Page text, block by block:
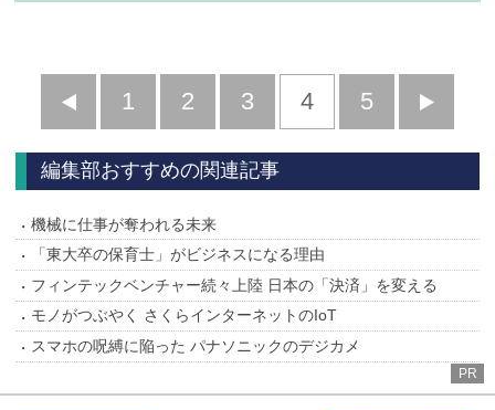
前
へ
1 2 3 4 5
へ
編集部おすすめの関連記事
機械に仕事が奪われる未来
「東大卒の保育士」がビジネスになる理由
フィンテックベンチャー続々上陸 日本の「決済」を変える
モノがつぶやく さくらインターネットのIoT
スマホの呪縛に陥った パナソニックのデジカメ
PR